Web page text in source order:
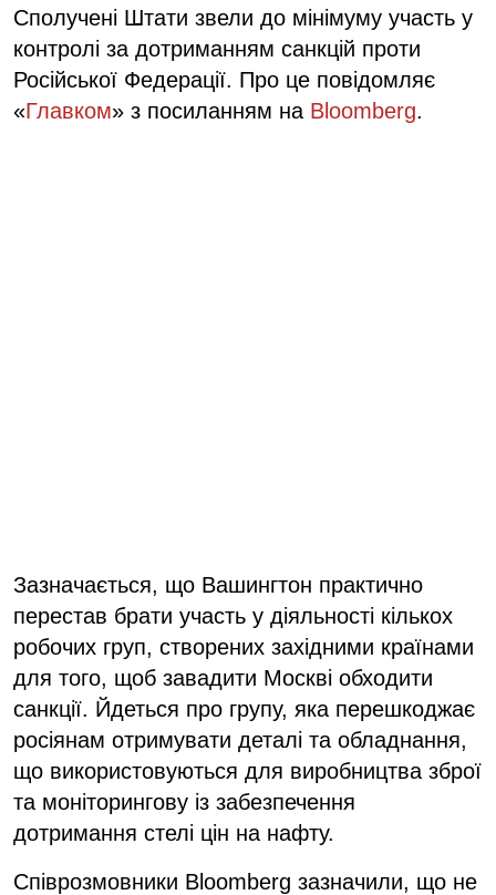
Сполучені Штати звели до мінімуму участь у
контролі за дотриманням санкцій проти
Російської Федерації. Про це повідомляє
«Главком» з посиланням на Bloomberg.
Зазначається, що Вашингтон практично
перестав брати участь у діяльності кількох
робочих груп, створених західними країнами
для того, щоб завадити Москві обходити
санкції. Йдеться про групу, яка перешкоджає
росіянам отримувати деталі та обладнання,
що використовуються для виробництва зброї
та моніторингову із забезпечення
дотримання стелі цін на нафту.
Співрозмовники Bloomberg зазначили, що не